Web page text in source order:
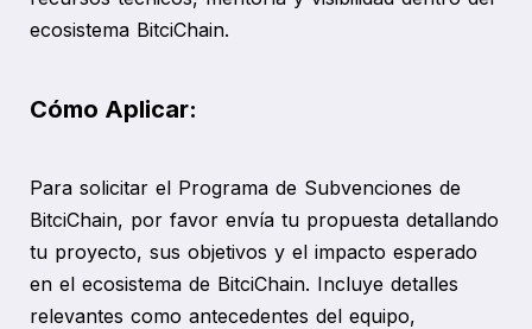
ecosistema BitciChain.
Cómo Aplicar:
Para solicitar el Programa de Subvenciones de
BitciChain, por favor envía tu propuesta detallando
tu proyecto, sus objetivos y el impacto esperado
en el ecosistema de BitciChain. Incluye detalles
relevantes como antecedentes del equipo,